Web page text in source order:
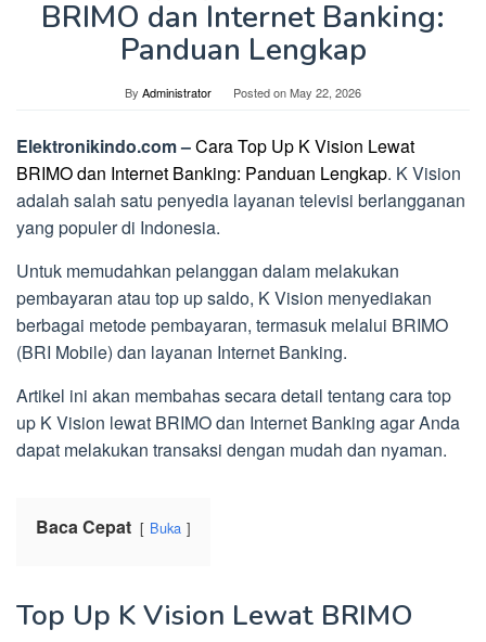
BRIMO dan Internet Banking:
Panduan Lengkap
By Administrator Posted onMay 22, 2026
Elektronikindo.com –Cara Top Up K Vision Lewat
BRIMO dan Internet Banking: Panduan Lengkap. K Vision
adalah salah satu penyedia layanan televisi berlangganan
yang populer di Indonesia.
Untuk memudahkan pelanggan dalam melakukan
pembayaran atau top up saldo, K Vision menyediakan
berbagai metode pembayaran, termasuk melalui BRIMO
(BRI Mobile) dan layanan Internet Banking.
Artikel ini akan membahas secara detail tentang cara top
up K Vision lewat BRIMO dan Internet Banking agar Anda
dapat melakukan transaksi dengan mudah dan nyaman.
Baca Cepat Buka
Top Up K Vision Lewat BRIMO